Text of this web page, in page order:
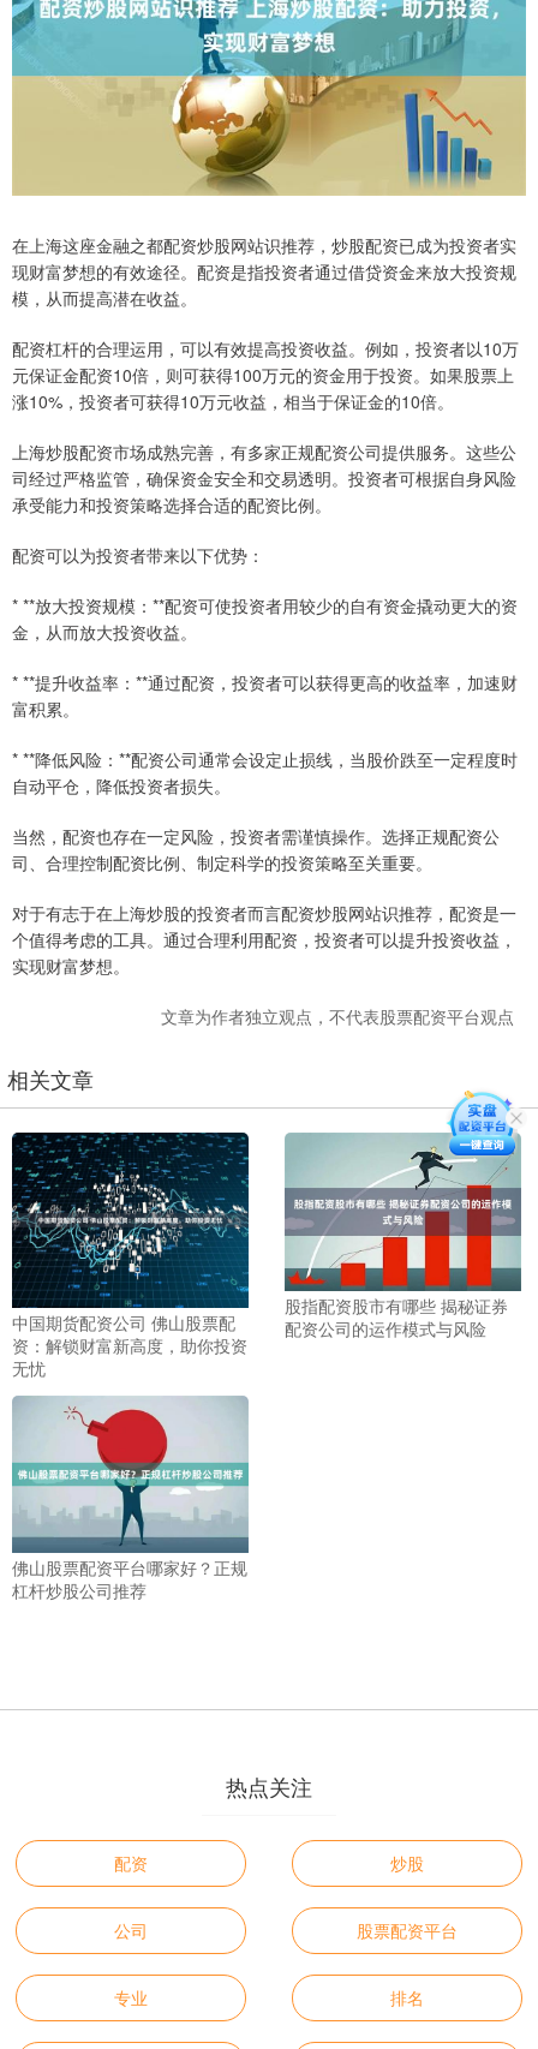
在上海这座金融之都配资炒股网站识推荐，炒股配资已成为投资者实
现财富梦想的有效途径。配资是指投资者通过借贷资金来放大投资规
模，从而提高潜在收益。
配资杠杆的合理运用，可以有效提高投资收益。例如，投资者以10万
元保证金配资10倍，则可获得100万元的资金用于投资。如果股票上
涨10%，投资者可获得10万元收益，相当于保证金的10倍。
上海炒股配资市场成熟完善，有多家正规配资公司提供服务。这些公
司经过严格监管，确保资金安全和交易透明。投资者可根据自身风险
承受能力和投资策略选择合适的配资比例。
配资可以为投资者带来以下优势：
* **放大投资规模：**配资可使投资者用较少的自有资金撬动更大的资
金，从而放大投资收益。
* **提升收益率：**通过配资，投资者可以获得更高的收益率，加速财
富积累。
* **降低风险：**配资公司通常会设定止损线，当股价跌至一定程度时
自动平仓，降低投资者损失。
当然，配资也存在一定风险，投资者需谨慎操作。选择正规配资公
司、合理控制配资比例、制定科学的投资策略至关重要。
对于有志于在上海炒股的投资者而言配资炒股网站识推荐，配资是一
个值得考虑的工具。通过合理利用配资，投资者可以提升投资收益，
实现财富梦想。
文章为作者独立观点，不代表股票配资平台观点
相关文章
中国期货配资公司 佛山股票配
资：解锁财富新高度，助你投资
无忧
股指配资股市有哪些 揭秘证券
配资公司的运作模式与风险
佛山股票配资平台哪家好？正规
杠杆炒股公司推荐
热点关注
配资 炒股
公司 股票配资平台
专业 排名